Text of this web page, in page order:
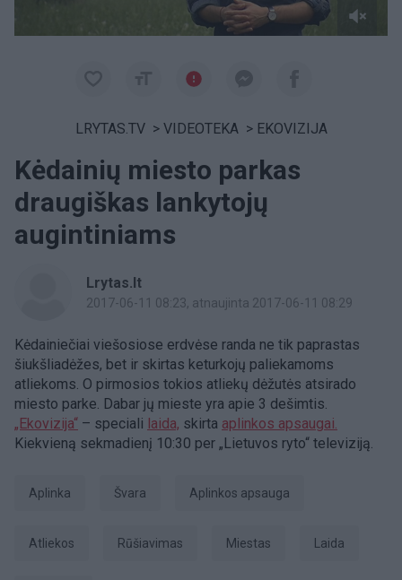
LRYTAS.TV > VIDEOTEKA > EKOVIZIJA
Kėdainių miesto parkas
draugiškas lankytojų
augintiniams
Lrytas.lt
2017-06-11 08:23, atnaujinta 2017-06-11 08:29
Kėdainiečiai viešosiose erdvėse randa ne tik paprastas
šiukšliadėžes, bet ir skirtas keturkojų paliekamoms
atliekoms. O pirmosios tokios atliekų dėžutės atsirado
miesto parke. Dabar jų mieste yra apie 3 dešimtis.
„Ekovizija“ – speciali laida, skirta aplinkos apsaugai.
Kiekvieną sekmadienį 10:30 per „Lietuvos ryto“ televiziją.
aplinka švara aplinkos apsauga
atliekos rūšiavimas miestas laida